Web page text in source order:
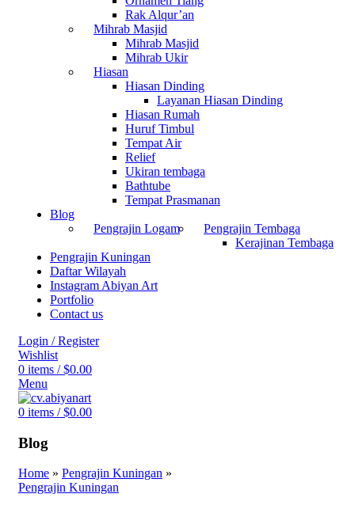
Rak Alqur’an
Mihrab Masjid
Mihrab Masjid
Mihrab Ukir
Hiasan
Hiasan Dinding
Layanan Hiasan Dinding
Hiasan Rumah
Huruf Timbul
Tempat Air
Relief
Ukiran tembaga
Bathtube
Tempat Prasmanan
Blog
Pengrajin Logam
Pengrajin Tembaga
Kerajinan Tembaga
Pengrajin Kuningan
Daftar Wilayah
Instagram Abiyan Art
Portfolio
Contact us
Login / Register
Wishlist
0 items / $0.00
Menu
0 items / $0.00
Blog
Home » Pengrajin Kuningan »
Pengrajin Kuningan